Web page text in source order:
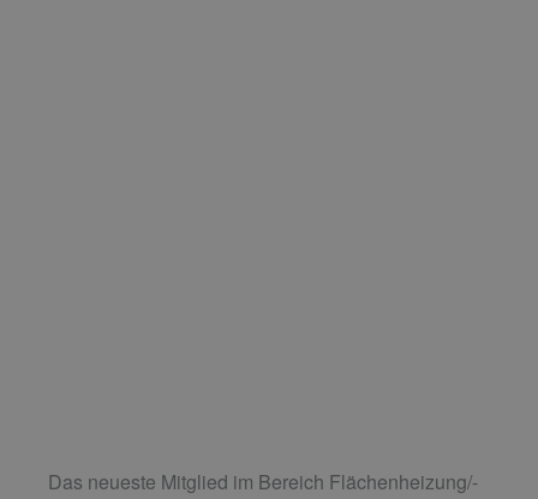
Das neueste Mitglied im Bereich Flächenheizung/-